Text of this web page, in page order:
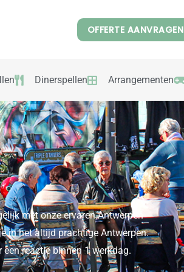
OFFERTE AANVRAGEN
Dinerspellen Arrangementen
met onze ervaren Antwerpen
in het altijd prachtige Antwerpen.
reactie binnen 1 werkdag.